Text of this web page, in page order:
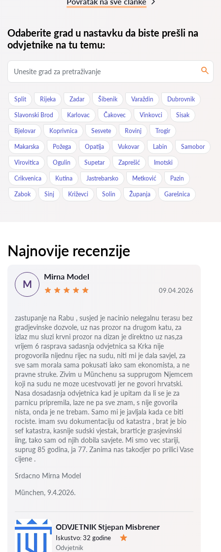
Odaberite grad u nastavku da biste prešli na
odvjetnike na tu temu:
Split Rijeka Zadar Šibenik Varaždin Dubrovnik
Slavonski Brod Karlovac Čakovec Vinkovci Sisak
Bjelovar Koprivnica Sesvete Rovinj Trogir
Makarska Požega Opatija Vukovar Labin Samobor
Virovitica Ogulin Supetar Zaprešić Imotski
Crikvenica Kutina Jastrebarsko Metković Pazin
Zabok Sinj Križevci Solin Županja Garešnica
Najnovije recenzije
ODVJETNIK Stjepan Misbrener
Iskustvo:32 godine
Odvjetnik
M
Mirna Model
09.04.2026
zastupanje na Rabu , susjed je nacinio nelegalnu terasu bez
gradjevinske dozvole, uz nas prozor na drugom katu, za
izlaz mu sluzi krvni prozor na dizan je direktno uz nas,za
vrijem 6 rasprava sadasnja odvjetnica sa Krka nije
progovorila nijednu rijec na sudu, niti mi je dala savjel, za
sve sam morala sama pokusati iako sam ekonomista, a ne
pravne struke. Zivim u Münchenu sa supprugom Njemcem
koji na sudu ne moze ucestvovati jer ne govori hrvatski.
Nasa dosadasnja odvjetnica kad je upitam da li se je za
parnicu pripremila, laze ne pa sve znam, s nije govorila
nista, onda je ne trebam. Samo mi je javljala kada ce biti
rociste. imam svu dokumentaciju od katastra , brat je bio
sef katastra, kasnije sudski vjestak, brarticje grasjevinski
iing, tako sam od njih dobila savjete. Mi smo vec stariji,
suprug 85 godina, ja 77. Zanima nas takodjer po prilici Vase
cijene .
Srdacno Mirna Model
München, 9.4.2026.